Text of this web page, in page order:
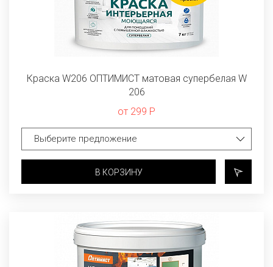
Краска W206 ОПТИМИСТ матовая супербелая W
206
от 299 Р
В КОРЗИНУ